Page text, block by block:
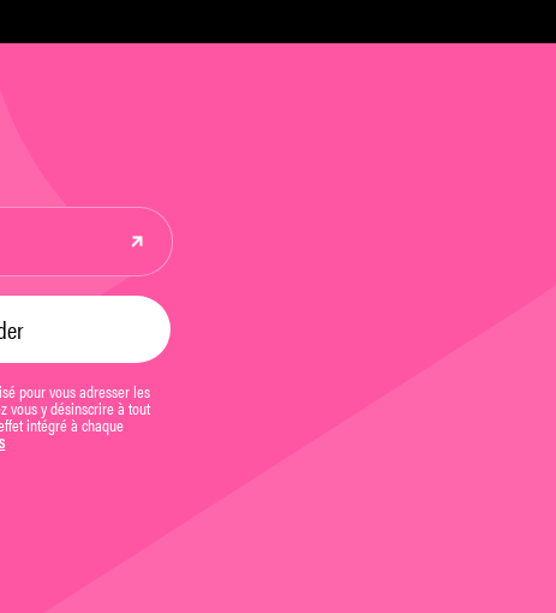
pour vous adresser les
vous y désinscrire à tout
intégré à chaque